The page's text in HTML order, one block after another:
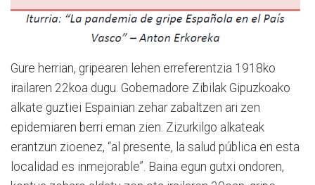
Gure herrian, gripearen lehen erreferentzia 1918ko
irailaren 22koa dugu. Gobernadore Zibilak Gipuzkoako
alkate guztiei Espainian zehar zabaltzen ari zen
epidemiaren berri eman zien. Zizurkilgo alkateak
erantzun zioenez, “al presente, la salud pública en esta
localidad es inmejorable”. Baina egun gutxi ondoren,